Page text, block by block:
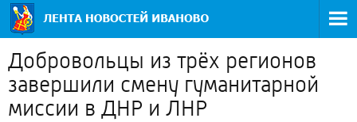
Добровольцы из трёх регионов
завершили смену гуманитарной
миссии в ДНР и ЛНР